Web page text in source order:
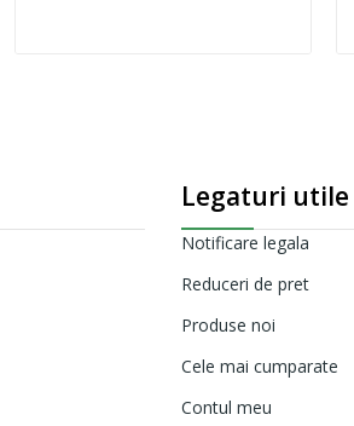
Legaturi utile
Notificare legala
Reduceri de pret
Produse noi
Cele mai cumparate
Contul meu